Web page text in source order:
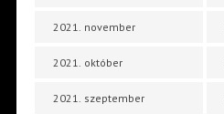
2021. november
2021. október
2021. szeptember